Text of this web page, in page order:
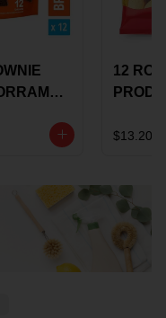
12
X 15
$13.200